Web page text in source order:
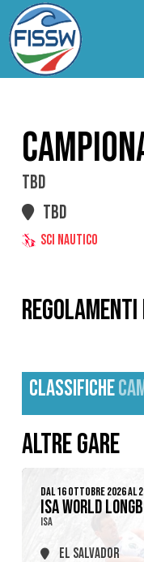
TBD
TBD
SCI NAUTICO
CLASSIFICHE
ALTRE GARE
DAL 16 OTTOBRE 2026 AL
ISA WORLD
ISA
EL SALVADOR